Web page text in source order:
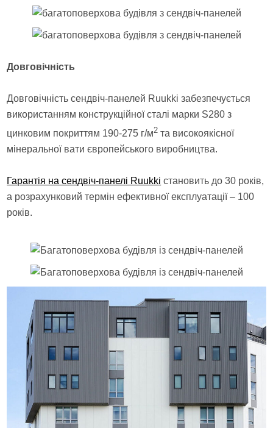
Довговічність
Довговічність сендвіч-панелей Ruukki забезпечується
використанням конструкційної сталі марки S280 з
цинковим покриттям 190-275 г/м2 та високоякісної
мінеральної вати європейського виробництва.
Гарантія на сендвіч-панелі Ruukki становить до 30 років,
а розрахунковий термін ефективної експлуатації – 100
років.